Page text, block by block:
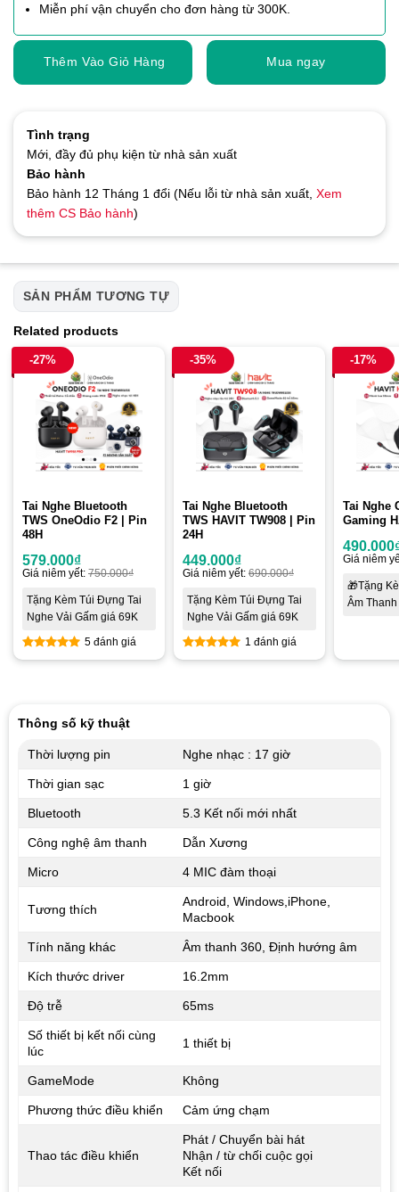
Miễn phí vận chuyển cho đơn hàng từ 300K.
Thêm Vào Giỏ Hàng Mua ngay
Tình trạng
Mới, đầy đủ phụ kiện từ nhà sản xuất
Bảo hành
Bảo hành 12 Tháng 1 đổi (Nếu lỗi từ nhà sản xuất, Xem
thêm CS Bảo hành)
SẢN PHẨM TƯƠNG TỰ
Related products
-27%
Tai Nghe Bluetooth
TWS OneOdio F2 | Pin
48H
5out of 5
579.000₫
Giá niêm yết: 750.000₫
Tặng Kèm Túi Đựng Tai
Nghe Vải Gấm giá 69K
5 đánh giá
-35%
Tai Nghe Bluetooth
TWS HAVIT TW908 | Pin
24H
5out of 5
449.000₫
Giá niêm yết: 690.000₫
Tặng Kèm Túi Đựng Tai
Nghe Vải Gấm giá 69K
1 đánh giá
-17%
Tai Nghe
Gaming
490.000
Giá niêm
🎁Tặng
Âm
Thông số kỹ thuật
Thời lượng pin Nghe nhạc : 17 giờ
Thời gian sạc 1 giờ
Bluetooth 5.3 Kết nối mới nhất
Công nghệ âm thanh Dẫn Xương
Micro 4 MIC đàm thoại
Tương thích
Android, Windows,iPhone,
Macbook
Tính năng khác Âm thanh 360, Định hướng âm
Kích thước driver 16.2mm
Độ trễ 65ms
Số thiết bị kết nối cùng
lúc
1 thiết bị
GameMode Không
Phương thức điều khiển Cảm ứng chạm
Thao tác điều khiển
Phát / Chuyển bài hát
Nhận / từ chối cuộc gọi
Kết nối